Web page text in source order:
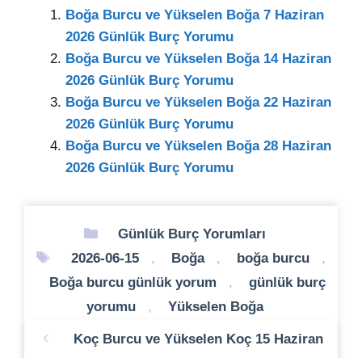
Boğa Burcu ve Yükselen Boğa 7 Haziran
2026 Günlük Burç Yorumu
Boğa Burcu ve Yükselen Boğa 14 Haziran
2026 Günlük Burç Yorumu
Boğa Burcu ve Yükselen Boğa 22 Haziran
2026 Günlük Burç Yorumu
Boğa Burcu ve Yükselen Boğa 28 Haziran
2026 Günlük Burç Yorumu
Kategoriler
Günlük Burç Yorumları
Etiketler
2026-06-15 , Boğa , boğa burcu
,
Boğa burcu günlük yorum
,
günlük burç
yorumu
, Yükselen Boğa
Koç Burcu ve Yükselen Koç 15 Haziran